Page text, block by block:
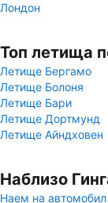
Лондон
Топ летища
Летище Бергамо
Летище Болоня
Летище Бари
Летище Дортмунд
Летище Айндховен
Наблизо
Наем на